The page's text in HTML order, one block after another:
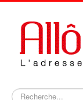
Rechercher